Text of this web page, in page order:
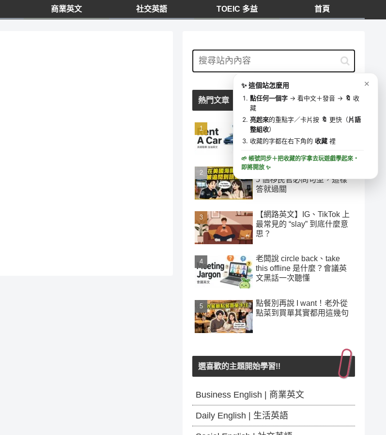
商業英文 社交英語 TOEIC 多益 首頁
熱門文章
「加油」千萬別說 add oil！
美國租車加油最容易搞錯的
英文
在美國海關被追問到語塞？
5 個移民官必問句型，這樣
答就過關
【網路英文】IG、TikTok 上
最常見的 “slay” 到底什麼意
思？
老闆說 circle back、take
this offline 是什麼？會議英
文黑話一次聽懂
點餐別再說 I want！老外從
點菜到買單其實都用這幾句
選喜歡的主題開始學習!!
Business English | 商業英文
Daily English | 生活英語
我的收藏 0 字 ⋯
🔍
✨ 這個站怎麼用
點任何一個字 → 看中文＋發音 → 🔖 收
藏
亮起來的重點字／卡片按 🔖 更快（片語
整組收）
收藏的字都在右下角的 收藏 裡
🌱 帳號同步＋把收藏的字拿去玩遊戲學起來・
即將開放 ✨
✕